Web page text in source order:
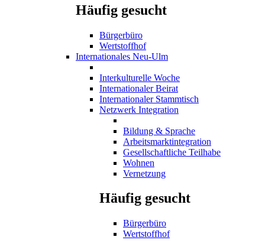
Häufig gesucht
Bürgerbüro
Wertstoffhof
Internationales Neu-Ulm
Interkulturelle Woche
Internationaler Beirat
Internationaler Stammtisch
Netzwerk Integration
Bildung & Sprache
Arbeitsmarktintegration
Gesellschaftliche Teilhabe
Wohnen
Vernetzung
Häufig gesucht
Bürgerbüro
Wertstoffhof